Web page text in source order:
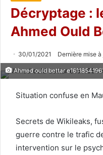
Décryptage :
Ahmed Ould
30/01/2021 Dernière mise
Ahmed ould bettar
Situation confuse en
Secrets de Wikileaks,
guerre contre le trafic
intervention sur le